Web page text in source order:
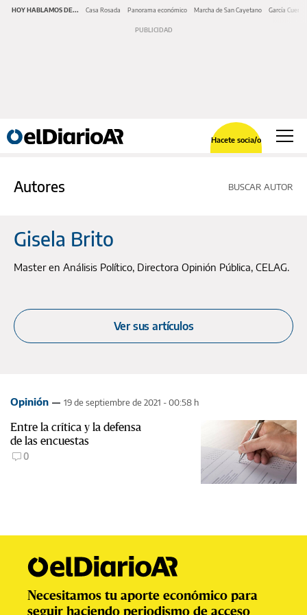
HOY HABLAMOS DE... Casa Rosada Panorama económico Marcha de San Cayetano García Cuerva
Hacete socia/o
Autores BUSCAR AUTOR
Gisela Brito
Master en Análisis Político, Directora Opinión Pública, CELAG.
Ver sus artículos
Opinión 19 de septiembre de 2021 - 00:58 h
Entre la crítica y la defensa
de las encuestas
0
Necesitamos tu aporte económico para
seguir haciendo periodismo de acceso